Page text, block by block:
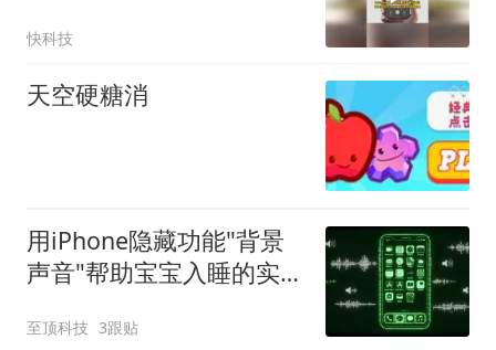
快科技
天空硬糖消
用iPhone隐藏功能"背景
声音"帮助宝宝入睡的实用
至顶科技 3跟贴